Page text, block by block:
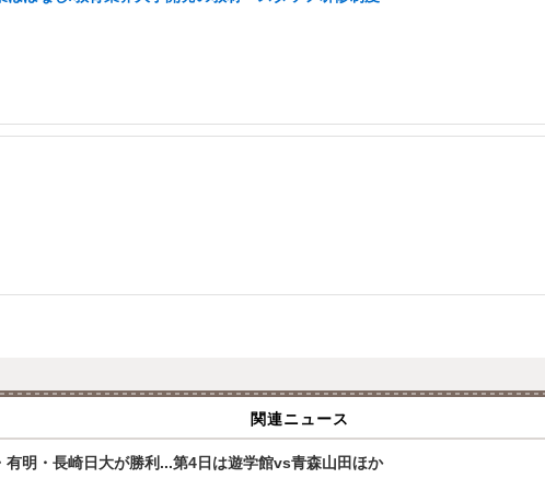
関連ニュース
有明・長崎日大が勝利...第4日は遊学館vs青森山田ほか